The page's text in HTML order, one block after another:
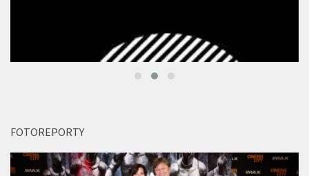
FOTOREPORTY